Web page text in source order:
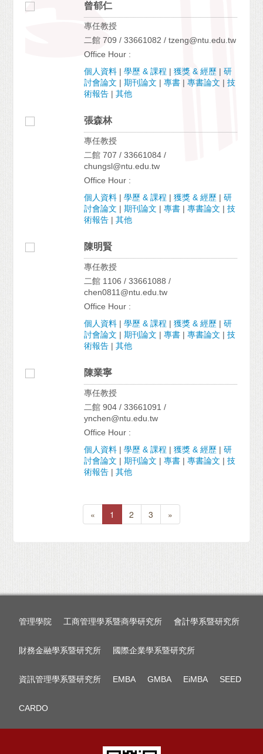
曾郁仁
專任教授
二館 709 / 33661082 / tzeng@ntu.edu.tw
Office Hour :
個人資料 |學歷 & 課程 |獲獎 & 經歷 |研
討會論文 |期刊論文 |專書 |專書論文 |技
術報告 |其他
張森林
專任教授
二館 707 / 33661084 /
chungsl@ntu.edu.tw
Office Hour :
個人資料 |學歷 & 課程 |獲獎 & 經歷 |研
討會論文 |期刊論文 |專書 |專書論文 |技
術報告 |其他
陳明賢
專任教授
二館 1106 / 33661088 /
chen0811@ntu.edu.tw
Office Hour :
個人資料 |學歷 & 課程 |獲獎 & 經歷 |研
討會論文 |期刊論文 |專書 |專書論文 |技
術報告 |其他
陳業寧
專任教授
二館 904 / 33661091 /
ynchen@ntu.edu.tw
Office Hour :
個人資料 |學歷 & 課程 |獲獎 & 經歷 |研
討會論文 |期刊論文 |專書 |專書論文 |技
術報告 |其他
« 1 2 3 »
管理學院 工商管理學系暨商學研究所 會計學系暨研究所
財務金融學系暨研究所 國際企業學系暨研究所
資訊管理學系暨研究所 EMBA GMBA EiMBA SEED
CARDO